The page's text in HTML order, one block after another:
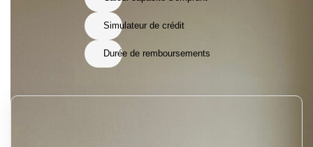
Simulateur de crédit
Durée de remboursements